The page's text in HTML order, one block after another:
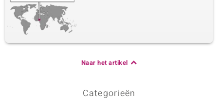
Naar het artikel
Categorieën